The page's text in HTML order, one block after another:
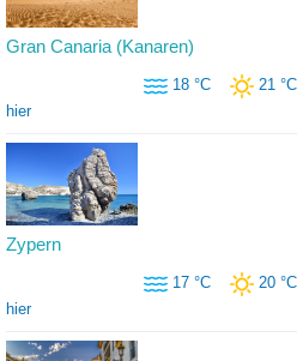
Gran Canaria (Kanaren)
18 °C 21
hier
Zypern
17 °C 20
hier